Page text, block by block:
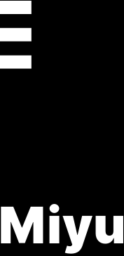
Miyu